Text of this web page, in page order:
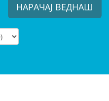
НАРАЧАЈ ВЕДНАШ